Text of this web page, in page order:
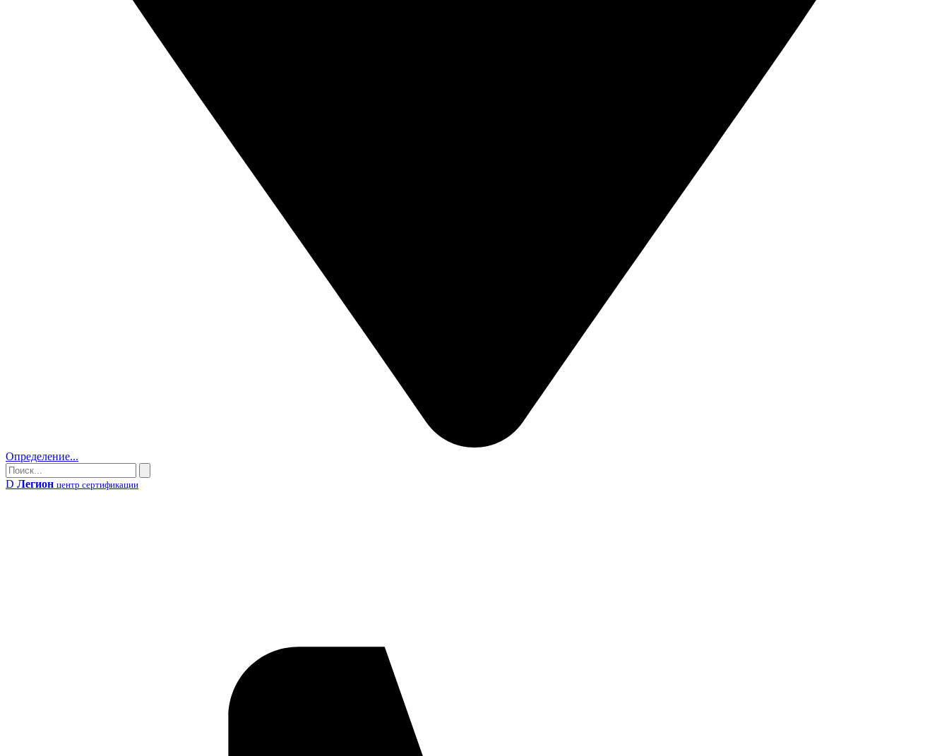
Определение...
Поиск
Поиск
D Легион центр сертификации